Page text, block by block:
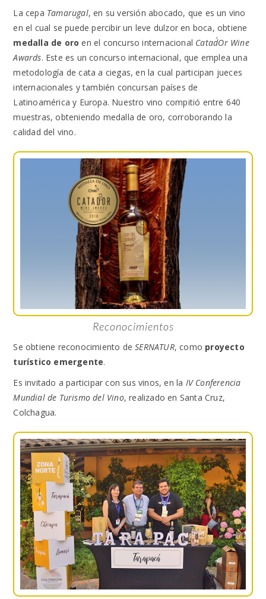
La cepa Tamarugal, en su versión abocado, que es un vino
en el cual se puede percibir un leve dulzor en boca, obtiene
medalla de oro en el concurso internacional Catad´Or Wine
Awards. Este es un concurso internacional, que emplea una
metodología de cata a ciegas, en la cual participan jueces
internacionales y también concursan países de
Latinoamérica y Europa. Nuestro vino compitió entre 640
muestras, obteniendo medalla de oro, corroborando la
calidad del vino.
Reconocimientos
Se obtiene reconocimiento deSERNATUR, como proyecto
turístico emergente.
Es invitado a participar con sus vinos, en la IV Conferencia
Mundial de Turismo del Vino, realizado en Santa Cruz,
Colchagua.